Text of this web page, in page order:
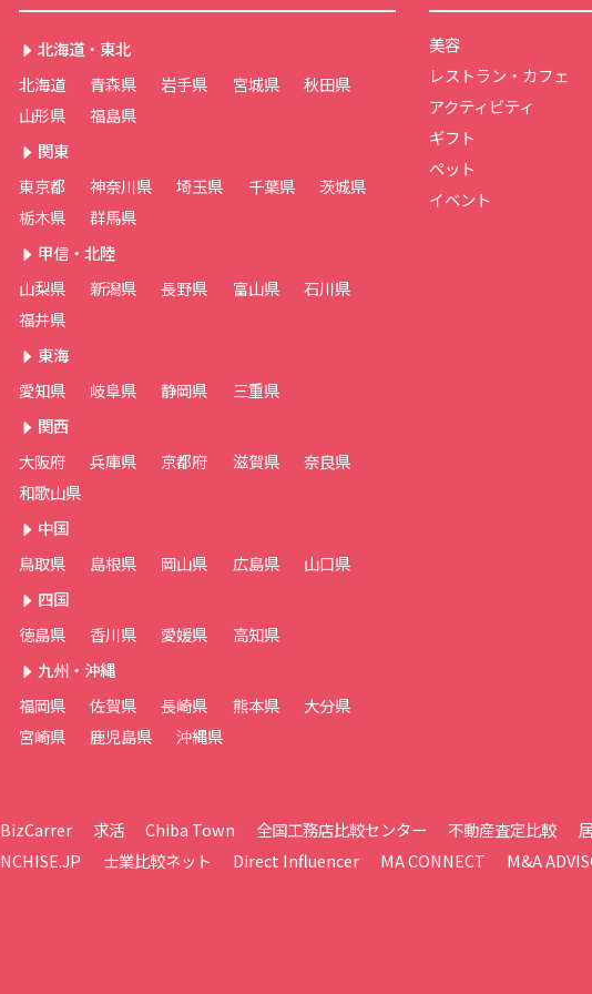
北海道・東北
北海道
青森県 岩手県 宮城県
秋田県
山形県
福島県
関東
東京都
神奈川県 埼玉県 千葉県
茨城県
栃木県
群馬県
甲信・北陸
山梨県
新潟県 長野県 富山県
石川県
福井県
東海
愛知県
岐阜県 静岡県
三重県
関西
大阪府
兵庫県 京都府 滋賀県
奈良県
和歌山県
中国
鳥取県
島根県 岡山県 広島県
山口県
四国
徳島県
香川県 愛媛県
高知県
九州・沖縄
福岡県
佐賀県 長崎県 熊本県
大分県
宮崎県
鹿児島県 沖縄県
美容
レストラン・カフェ
アクティビティ
ギフト
ペット
イベント
BizCarrer 求活 Chiba Town 全国工務店比較センター 不動産査定比較
士業比較ネット Direct Influencer MA CONNECT
M&A